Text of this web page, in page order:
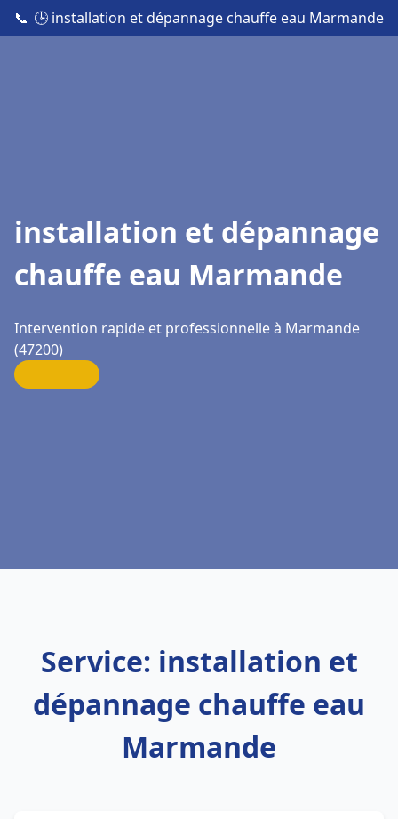
📞 🕒 installation et dépannage chauffe eau Marmande
installation et dépannage
chauffe eau Marmande
Intervention rapide et professionnelle à Marmande
(47200)
Service: installation et
dépannage chauffe eau
Marmande